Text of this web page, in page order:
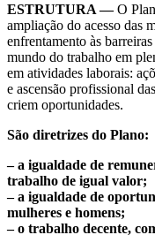
ESTRUTURA —O
ampliação do acesso das
enfrentamento às
mundo do trabalho em
em atividades laborais:
e ascensão profissional
criem oportunidades.
São diretrizes do Plano:
– a igualdade de
trabalho de igual valor;
– a igualdade de
mulheres e homens;
– o trabalho decente,